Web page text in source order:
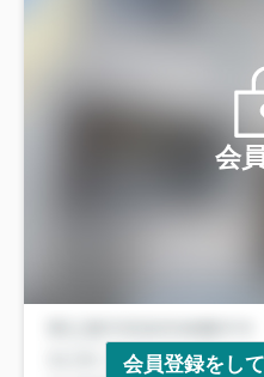
会
会員登録をし